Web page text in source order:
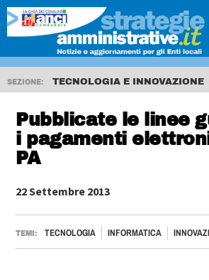
SEZIONE: TECNOLOGIA E INNOVAZIONE
Pubblicate le linee
i pagamenti
PA
22 Settembre 2013
TEMI: TECNOLOGIA INFORMATICA